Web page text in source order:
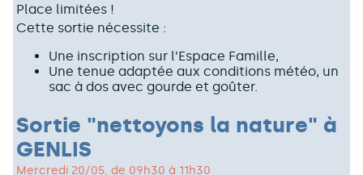
Place limitées !
Cette sortie nécessite :
Une inscription sur l’Espace Famille,
Une tenue adaptée aux conditions météo, un
sac à dos avec gourde et goûter.
Sortie "nettoyons la nature" à
GENLIS
Mercredi 20/05, de 09h30 à 11h30